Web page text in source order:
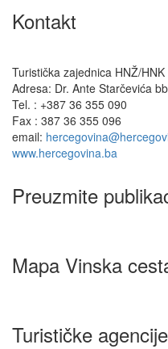
Kontakt
Turistička zajednica HNŽ/HNK
Adresa: Dr. Ante Starčevića bb
Tel. : +387 36 355 090
Fax : 387 36 355 096
email:
www.hercegovina.ba
Preuzmite
Mapa Vinska
Turističke agencije